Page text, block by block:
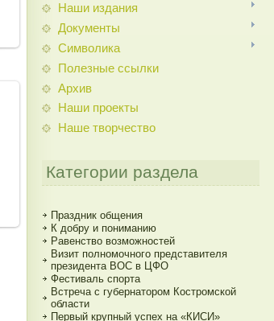
Наши издания
Документы
Символика
Полезные ссылки
Архив
Наши проекты
Наше творчество
Категории раздела
Праздник общения
К добру и пониманию
Равенство возможностей
Визит полномочного представителя
президента ВОС в ЦФО
Фестиваль спорта
Встреча с губернатором Костромской
области
Первый крупный успех на «КИСИ»